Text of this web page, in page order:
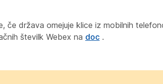
če država omejuje klice iz mobilnih
številk Webex na doc .